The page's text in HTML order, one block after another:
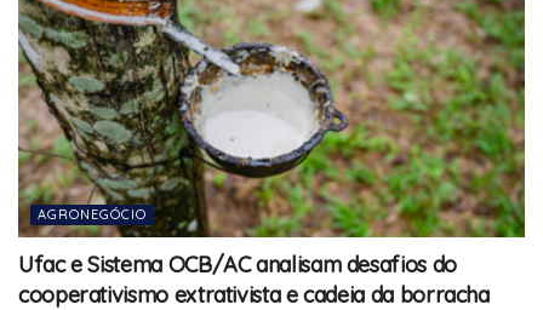
AGRONEGÓCIO
Ufac e Sistema OCB/AC analisam desafios do
cooperativismo extrativista e cadeia da borracha